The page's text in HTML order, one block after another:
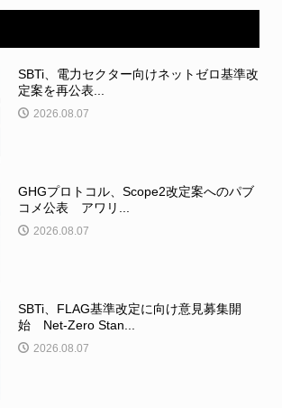
SBTi、電力セクター向けネットゼロ基準改
定案を再公表...
2026.08.07
GHGプロトコル、Scope2改定案へのパブ
コメ公表 アワリ...
2026.08.07
SBTi、FLAG基準改定に向け意見募集開
始 Net-Zero Stan...
2026.08.07